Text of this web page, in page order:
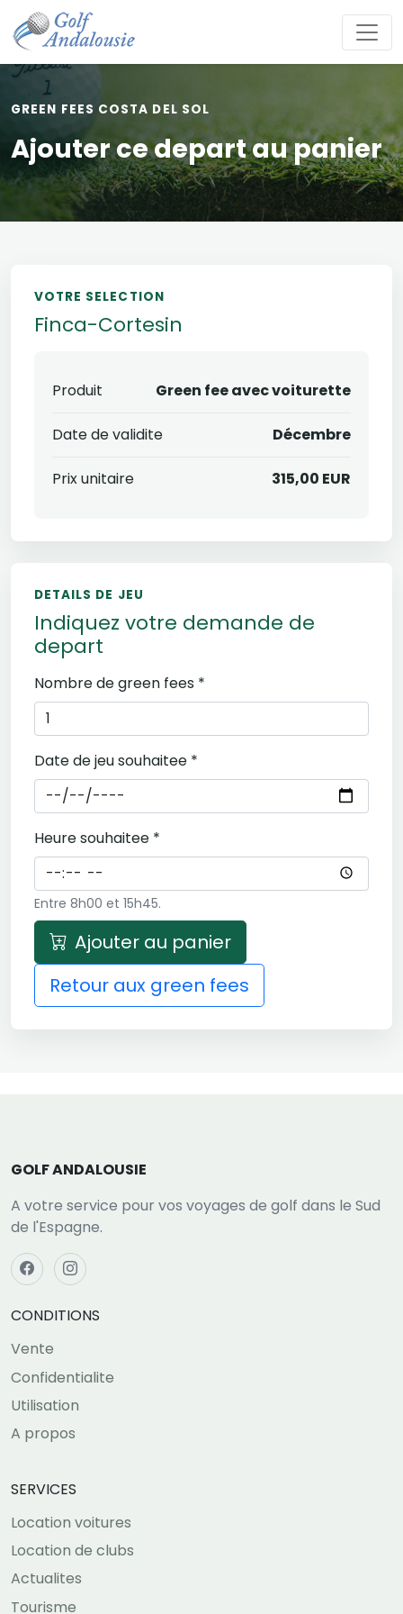
GREEN FEES COSTA DEL SOL
Ajouter ce depart au panier
VOTRE SELECTION
Finca-Cortesin
Produit Green fee avec voiturette
Date de validite Décembre
Prix unitaire 315,00 EUR
DETAILS DE JEU
Indiquez votre demande de
depart
Nombre de green fees *
Date de jeu souhaitee *
Heure souhaitee *
Entre 8h00 et 15h45.
Ajouter au panier
Retour aux green fees
GOLF ANDALOUSIE
A votre service pour vos voyages de golf dans le Sud
de l'Espagne.
CONDITIONS
Vente
Confidentialite
Utilisation
A propos
SERVICES
Location voitures
Location de clubs
Actualites
Tourisme